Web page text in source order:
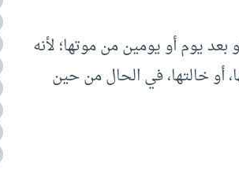
يوم أو يومين من موتها؛ لأنه
أو خالتها، في الحال من حين